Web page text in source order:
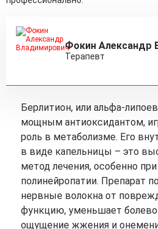
Фокин Александр
Терапевт
Берлитион, или альфа-
мощным антиоксидантом,
роль в метаболизме. Его
в виде капельницы – это
метод лечения, особенно
полинейропатии. Препарат
нервные волокна от
функцию, уменьшает
ощущение жжения и